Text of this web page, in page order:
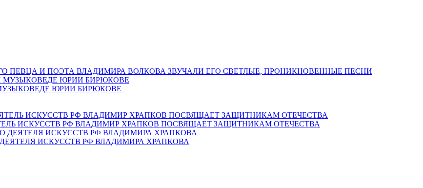
ПЕВЦА И ПОЭТА ВЛАДИМИРА ВОЛКОВА ЗВУЧАЛИ ЕГО СВЕТЛЫЕ, ПРОНИКНОВЕННЫЕ ПЕСНИ
ЮРИИ БИРЮКОВЕ
ИСКУССТВ РФ ВЛАДИМИР ХРАПКОВ ПОСВЯЩАЕТ ЗАЩИТНИКАМ ОТЕЧЕСТВА
ИСКУССТВ РФ ВЛАДИМИРА ХРАПКОВА